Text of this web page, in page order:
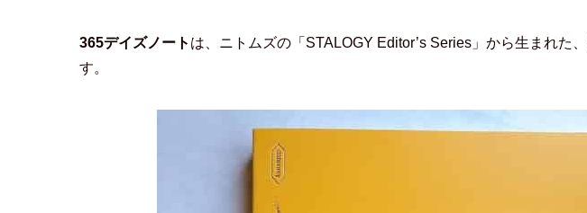
365デイズノート は、ニトムズの「STALOGY Editor’s Series」から生まれた、
す。